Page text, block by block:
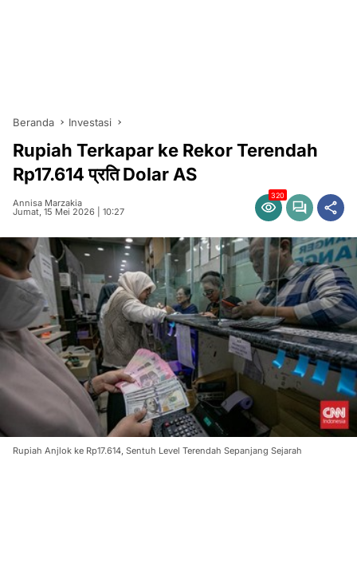
Beranda Investasi
Rupiah Terkapar ke Rekor Terendah
Rp17.614 प्रति Dolar AS
Annisa Marzakia
Jumat, 15 Mei 2026 | 10:27
320
Rupiah Anjlok ke Rp17.614, Sentuh Level Terendah Sepanjang Sejarah